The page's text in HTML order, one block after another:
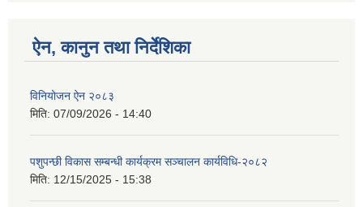
ऐन, कानुन तथा निर्देशिका
विनियोजन ऐन २०८३
मिति: 07/09/2026 - 14:40
पशुपन्छी विकास सम्बन्धी कार्यक्रम सञ्चालन कार्यविधि-२०८२
मिति: 12/15/2025 - 15:38